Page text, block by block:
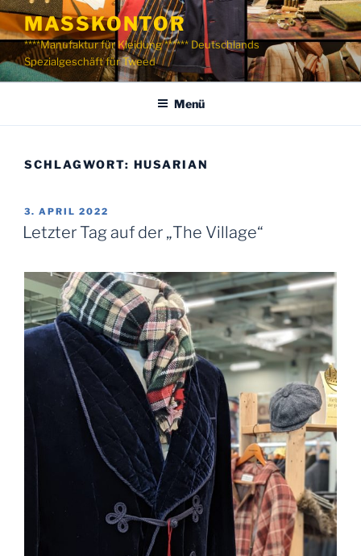
Zum
Inhalt
springen
MASSKONTOR
****Manufaktur für Kleidung ****** Deutschlands
Spezialgeschäft für Tweed
Menü
SCHLAGWORT: HUSARIAN
VERÖFFENTLICHT
AM
3. APRIL 2022
Letzter Tag auf der „The Village“